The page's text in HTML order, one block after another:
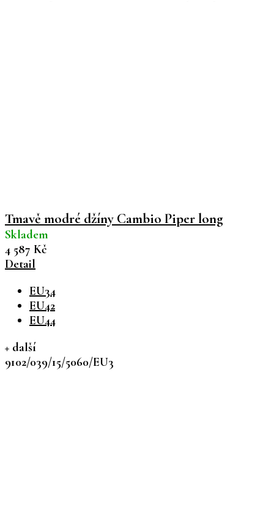
Tmavě modré džíny Cambio Piper long
Skladem
4 587 Kč
Detail
EU34
EU42
EU44
+ další
9102/039/15/5060/EU3